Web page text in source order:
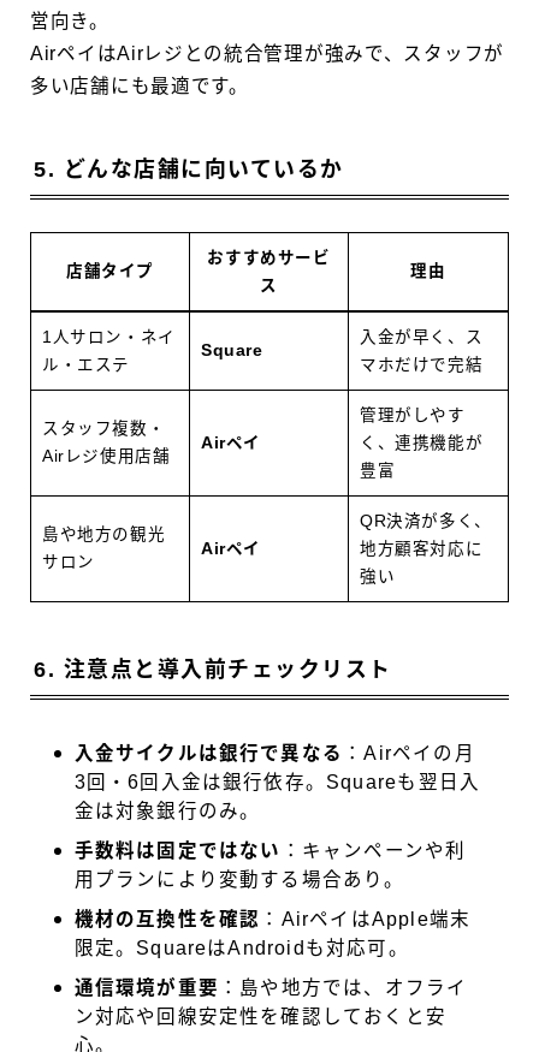
営向き。
AirペイはAirレジとの統合管理が強みで、スタッフが
多い店舗にも最適です。
5. どんな店舗に向いているか
店舗タイプ
おすすめサービ
ス
理由
1人サロン・ネイ
ル・エステ
Square
入金が早く、ス
マホだけで完結
スタッフ複数・
Airレジ使用店舗
Airペイ
管理がしやす
く、連携機能が
豊富
島や地方の観光
サロン
Airペイ
QR決済が多く、
地方顧客対応に
強い
6. 注意点と導入前チェックリスト
入金サイクルは銀行で異なる ：Airペイの月
3回・6回入金は銀行依存。Squareも翌日入
金は対象銀行のみ。
手数料は固定ではない ：キャンペーンや利
用プランにより変動する場合あり。
機材の互換性を確認 ：AirペイはApple端末
限定。SquareはAndroidも対応可。
通信環境が重要 ：島や地方では、オフライ
ン対応や回線安定性を確認しておくと安
心。